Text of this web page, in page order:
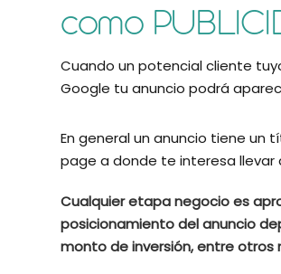
como
Cuando un potencial cliente
Google tu anuncio podrá
En general un anuncio tiene un
page a donde te interesa llevar
Cualquier etapa negocio es
posicionamiento del anuncio
monto de inversión, entre otros